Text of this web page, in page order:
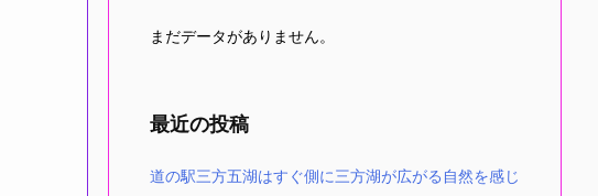
まだデータがありません。
最近の投稿
道の駅三方五湖はすぐ側に三方湖が広がる自然を感じ